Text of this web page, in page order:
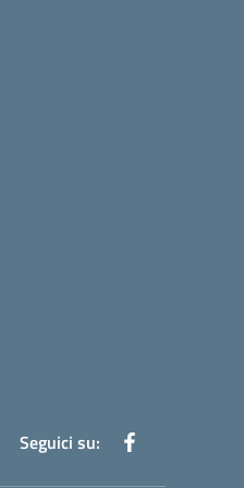
Seguici su: